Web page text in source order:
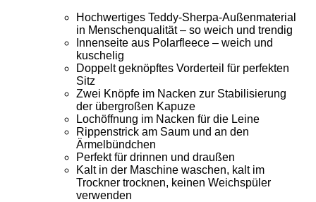
Hochwertiges Teddy-Sherpa-Außenmaterial
in Menschenqualität – so weich und trendig
Innenseite aus Polarfleece – weich und
kuschelig
Doppelt geknöpftes Vorderteil für perfekten
Sitz
Zwei Knöpfe im Nacken zur Stabilisierung
der übergroßen Kapuze
Lochöffnung im Nacken für die Leine
Rippenstrick am Saum und an den
Ärmelbündchen
Perfekt für drinnen und draußen
Kalt in der Maschine waschen, kalt im
Trockner trocknen, keinen Weichspüler
verwenden